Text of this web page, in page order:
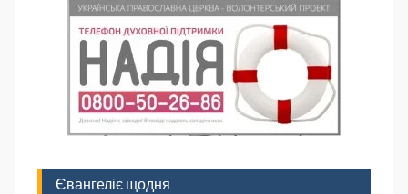
Євангеліє щодня